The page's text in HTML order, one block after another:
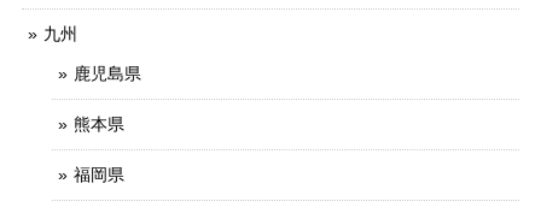
九州
鹿児島県
熊本県
福岡県